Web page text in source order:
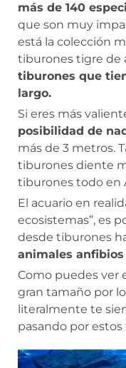
más de 140
que son muy
está la colección
tiburones tigre de
tiburones que
largo.
Si eres más
posibilidad de
más de 3 metros.
tiburones diente
tiburones todo en
El acuario en
ecosistemas”, es
desde tiburones
animales
Como puedes ver
gran tamaño por
literalmente te
pasando por